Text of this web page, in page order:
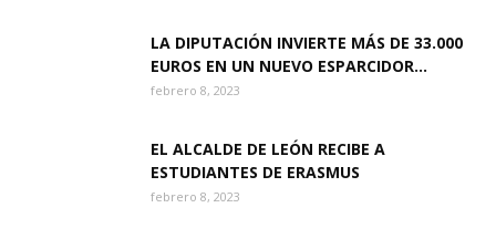
LA DIPUTACIÓN INVIERTE MÁS DE 33.000
EUROS EN UN NUEVO ESPARCIDOR...
febrero 8, 2023
EL ALCALDE DE LEÓN RECIBE A
ESTUDIANTES DE ERASMUS
febrero 8, 2023